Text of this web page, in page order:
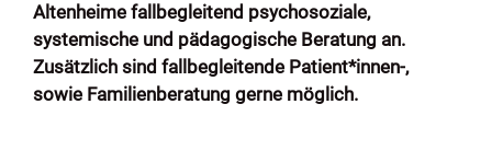
Altenheime fallbegleitend psychosoziale,
systemische und pädagogische Beratung an.
Zusätzlich sind fallbegleitende Patient*innen-,
sowie Familienberatung gerne möglich.